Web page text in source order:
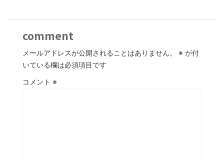
comment
メールアドレスが公開されることはありません。 ※ が付
いている欄は必須項目です
コメント ※